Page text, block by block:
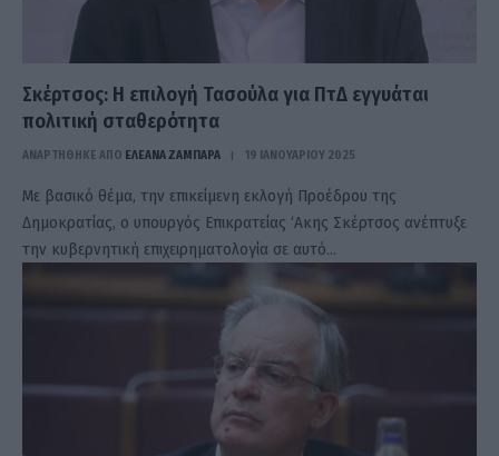
Σκέρτσος: Η επιλογή Τασούλα για ΠτΔ εγγυάται
πολιτική σταθερότητα
ΑΝΑΡΤΗΘΗΚΕ ΑΠΟ ΕΛΕΑΝΑ ΖΑΜΠΑΡΑ 19 ΙΑΝΟΥΑΡΊΟΥ 2025
Με βασικό θέμα, την επικείμενη εκλογή Προέδρου της
Δημοκρατίας, ο υπουργός Επικρατείας ‘Ακης Σκέρτσος ανέπτυξε
την κυβερνητική επιχειρηματολογία σε αυτό…